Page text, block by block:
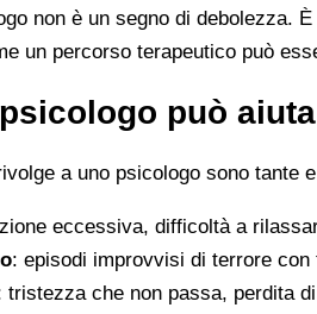
non è un segno di debolezza.
un percorso terapeutico può
può
a uno psicologo sono tante
eccessiva, difficoltà a
: episodi improvvisi di terrore
tristezza che non passa, perdita